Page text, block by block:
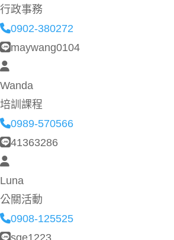
行政事務
0902-380272
maywang0104
Wanda
培訓課程
0989-570566
41363286
Luna
公關活動
0908-125525